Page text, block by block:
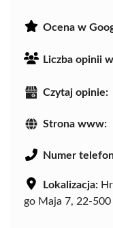
Ocena w
Liczba opinii
Czytaj opinie:
Strona www:
Numer
Lokalizacja:
go Maja 7, 22-